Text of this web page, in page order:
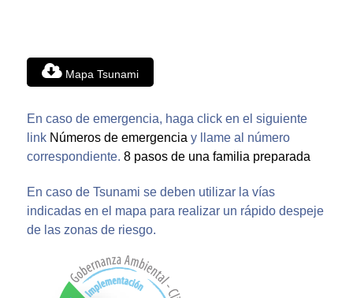
Mapa Tsunami
En caso de emergencia, haga click en el siguiente
link Números de emergencia y llame al número
correspondiente. 8 pasos de una familia preparada
En caso de Tsunami se deben utilizar la vías
indicadas en el mapa para realizar un rápido despeje
de las zonas de riesgo.